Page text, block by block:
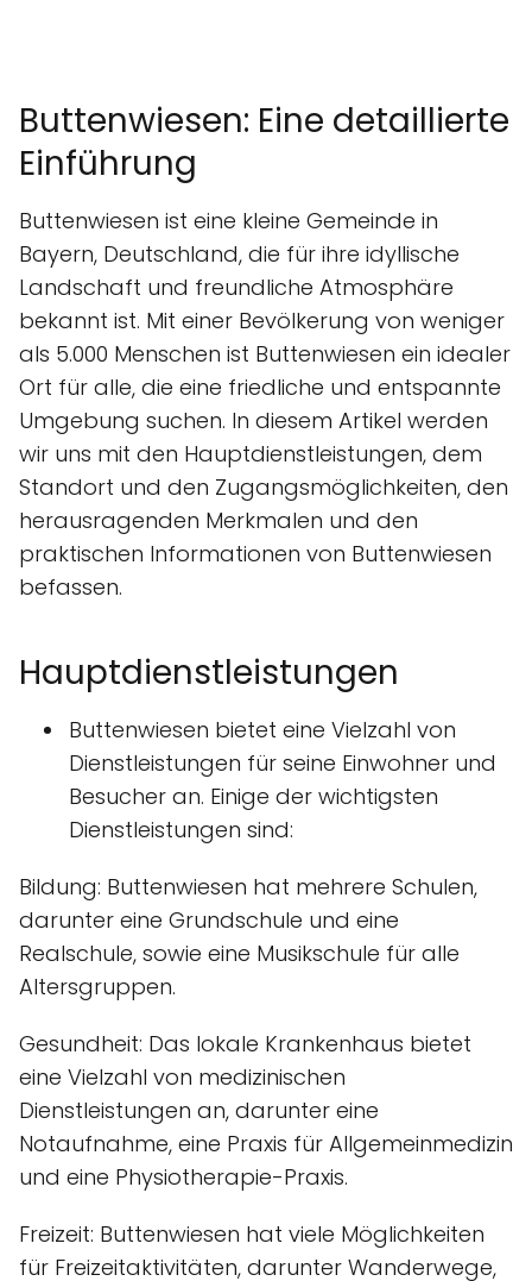
Buttenwiesen: Eine detaillierte
Einführung
Buttenwiesen ist eine kleine Gemeinde in
Bayern, Deutschland, die für ihre idyllische
Landschaft und freundliche Atmosphäre
bekannt ist. Mit einer Bevölkerung von weniger
als 5.000 Menschen ist Buttenwiesen ein idealer
Ort für alle, die eine friedliche und entspannte
Umgebung suchen. In diesem Artikel werden
wir uns mit den Hauptdienstleistungen, dem
Standort und den Zugangsmöglichkeiten, den
herausragenden Merkmalen und den
praktischen Informationen von Buttenwiesen
befassen.
Hauptdienstleistungen
Buttenwiesen bietet eine Vielzahl von
Dienstleistungen für seine Einwohner und
Besucher an. Einige der wichtigsten
Dienstleistungen sind:
Bildung: Buttenwiesen hat mehrere Schulen,
darunter eine Grundschule und eine
Realschule, sowie eine Musikschule für alle
Altersgruppen.
Gesundheit: Das lokale Krankenhaus bietet
eine Vielzahl von medizinischen
Dienstleistungen an, darunter eine
Notaufnahme, eine Praxis für Allgemeinmedizin
und eine Physiotherapie-Praxis.
Freizeit: Buttenwiesen hat viele Möglichkeiten
für Freizeitaktivitäten, darunter Wanderwege,